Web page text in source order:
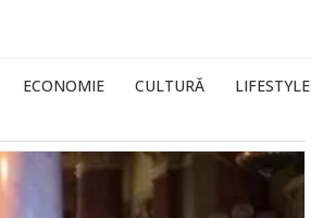
ECONOMIE CULTURĂ LIFESTYLE